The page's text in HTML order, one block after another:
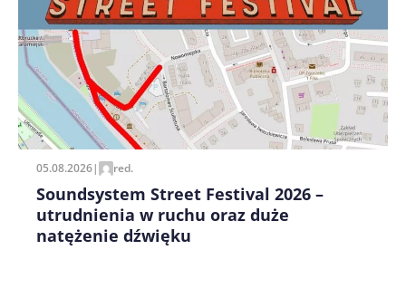
Zapamiętaj moje dane w tej przeglądarce podczas
pisania kolejnych komentarzy.
05.08.2026| red.
Soundsystem Street Festival 2026 –
utrudnienia w ruchu oraz duże
natężenie dźwięku